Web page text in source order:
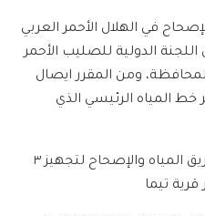
في الهلال الأحمر العربي
الدولية للصليب الأحمر
ومن المقرر ايصال
خط المياه الرئيسي الذي
يأتي هذا المشروع ضمن خطة فريق المياه والإصحاح لتجهيز ٣
قرية تيما